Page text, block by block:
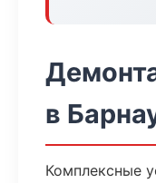
в
Комплексные